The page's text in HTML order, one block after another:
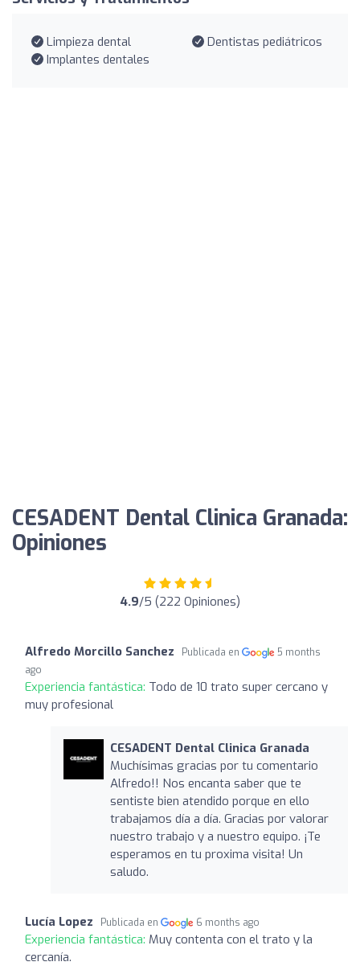
Limpieza dental
Dentistas pediátricos
Implantes dentales
CESADENT Dental Clinica Granada:
Opiniones
4.9/5 (222 Opiniones)
Alfredo Morcillo Sanchez Publicada en
5 months
ago
Experiencia fantástica: Todo de 10 trato super cercano y
muy profesional
CESADENT Dental Clinica Granada
Muchísimas gracias por tu comentario
Alfredo!! Nos encanta saber que te
sentiste bien atendido porque en ello
trabajamos día a día. Gracias por valorar
nuestro trabajo y a nuestro equipo. ¡Te
esperamos en tu proxima visita! Un
saludo.
Lucía Lopez Publicada en 6 months ago
Experiencia fantástica: Muy contenta con el trato y la
cercanía.